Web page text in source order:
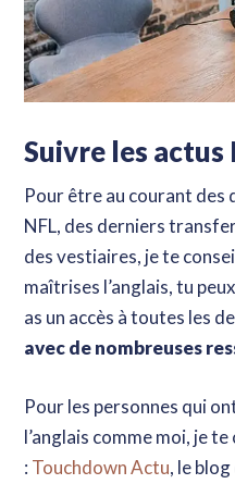
Suivre les actus
Pour être au courant des
NFL, des derniers
des vestiaires, je te
maîtrises l’anglais, tu
as un accès à toutes les
avec de nombreuses
Pour les personnes qui
l’anglais comme moi, je
: Touchdown Actu, le